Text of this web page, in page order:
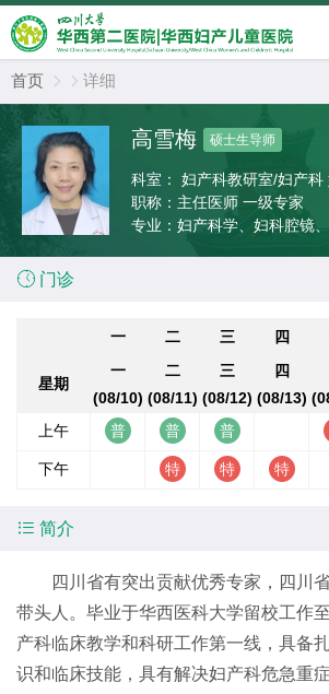
首页   详细
高雪梅 硕士生导师
科室：
职称： 主任医师 一级专家
专业： 妇产科学、妇科腔镜
 门诊
一 二 三 四
星期
一
(08/10)
二
(08/11)
三
(08/12)
四
(08/13)
上午
下午
 简介
四川省有突出贡献优秀专家，四川
带头人。毕业于华西医科大学留校工作
产科临床教学和科研工作第一线，具备
识和临床技能，具有解决妇产科危急重